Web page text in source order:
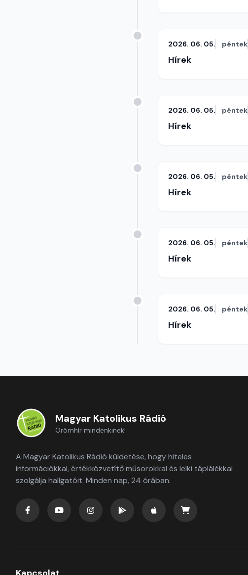
2026. 06. 05. péntek
Hírek
2026. 06. 05. péntek
Hírek
2026. 06. 05. péntek
Hírek
2026. 06. 05. péntek
Hírek
2026. 06. 05. péntek
Hírek
Magyar Katolikus Rádió
Örömhír mindenkinek!
A Magyar Katolikus Rádió küldetése, hogy hiteles
információkkal, értékközvetítő műsorokkal és lelki táplálékkal
szolgálja hallgatóit. Minden nap, 24 órában.